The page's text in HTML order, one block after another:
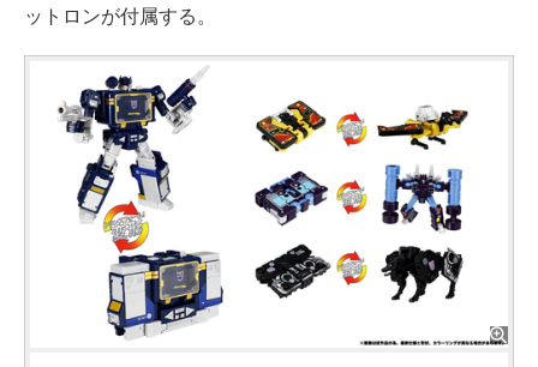
ットロンが付属する。